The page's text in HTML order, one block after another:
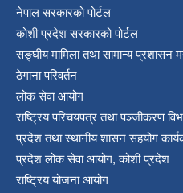
नेपाल सरकारको पोर्टल
कोशी प्रदेश सरकारको पोर्टल
सङ्‍घीय मामिला तथा सामान्य प्रशासन
ठेगाना परिवर्तन
लोक सेवा आयोग
राष्ट्रिय परिचयपत्र तथा पञ्‍जीकरण
प्रदेश तथा स्थानीय शासन सहयोग
प्रदेश लोक सेवा आयोग, कोशी प्रदेश
राष्ट्रिय योजना आयोग